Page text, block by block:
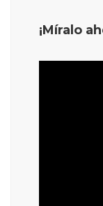
¡Míralo